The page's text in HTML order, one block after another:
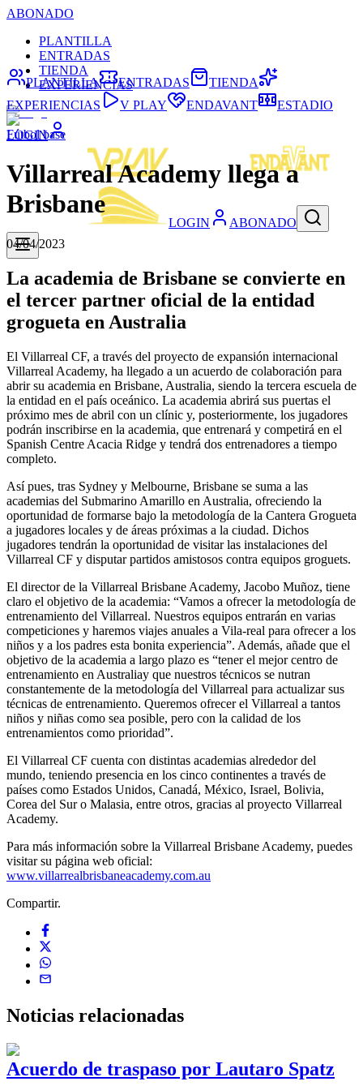
ABONADO
PLANTILLA
ENTRADAS
TIENDA
EXPERIENCIAS
LOGIN
LOGIN ABONADO
PLANTILLA ENTRADAS
TIENDA
EXPERIENCIAS
V PLAY ENDAVANT ESTADIO
Fútbol base
Villarreal Academy llega a
Brisbane
04/04/2023
La academia de Brisbane se convierte en
el tercer partner oficial de la entidad
grogueta en Australia
El Villarreal CF, a través del proyecto de expansión internacional
Villarreal Academy, ha llegado a un acuerdo de colaboración para
abrir su academia en Brisbane, Australia, siendo la tercera escuela de
la entidad en el país oceánico. La academia abrirá sus puertas el
próximo mes de abril con un clínic y, posteriormente, los jugadores
podrán inscribirse en la academia, que entrenará y competirá en el
Spanish Centre Acacia Ridge y tendrá dos entrenadores a tiempo
completo.
Así pues, tras Sydney y Melbourne, Brisbane se suma a las
academias del Submarino Amarillo en Australia, ofreciendo la
oportunidad de formarse bajo la metodología de la Cantera Grogueta
a jugadores locales y de áreas próximas a la ciudad. Dichos
jugadores tendrán la oportunidad de visitar las instalaciones del
Villarreal CF y disputar partidos amistosos contra equipos groguets.
El director de la Villarreal Brisbane Academy, Jacobo Muñoz, tiene
claro el objetivo de la academia: “Vamos a ofrecer la metodología de
entrenamiento del Villarreal. Nuestros equipos entrarán en varias
competiciones y haremos viajes anuales a Vila-real para ofrecer a los
niños y a los padres esta bonita experiencia”. Además, añade que el
objetivo de la academia a largo plazo es “tener el mejor centro de
entrenamiento en Australiay que nuestros técnicos se nutran
constantemente de la metodología del Villarreal para actualizar sus
técnicas de entrenamiento. Queremos ofrecer el Villarreal a tantos
niños y niñas como sea posible, pero con la calidad de los
entrenamientos como prioridad”.
El Villarreal CF cuenta con distintas academias alrededor del
mundo, teniendo presencia en los cinco continentes a través de
países como Estados Unidos, Canadá, México, Israel, Bolivia,
Corea del Sur o Malasia, entre otros, gracias al proyecto Villarreal
Academy.
Para más información sobre la Villarreal Brisbane Academy, puedes
visitar su página web oficial:
www.villarrealbrisbaneacademy.com.au
Compartir.
Noticias relacionadas
Acuerdo de traspaso por Lautaro Spatz